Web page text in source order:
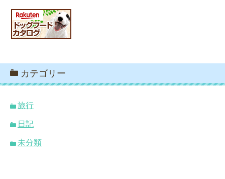
カテゴリー
旅行
日記
未分類